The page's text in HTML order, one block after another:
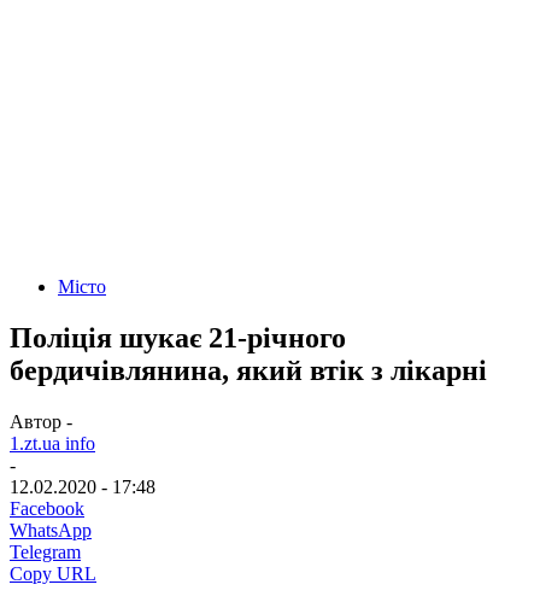
Місто
Поліція шукає 21-річного
бердичівлянина, який втік з лікарні
Автор -
1.zt.ua info
-
12.02.2020 - 17:48
Facebook
WhatsApp
Telegram
Copy URL